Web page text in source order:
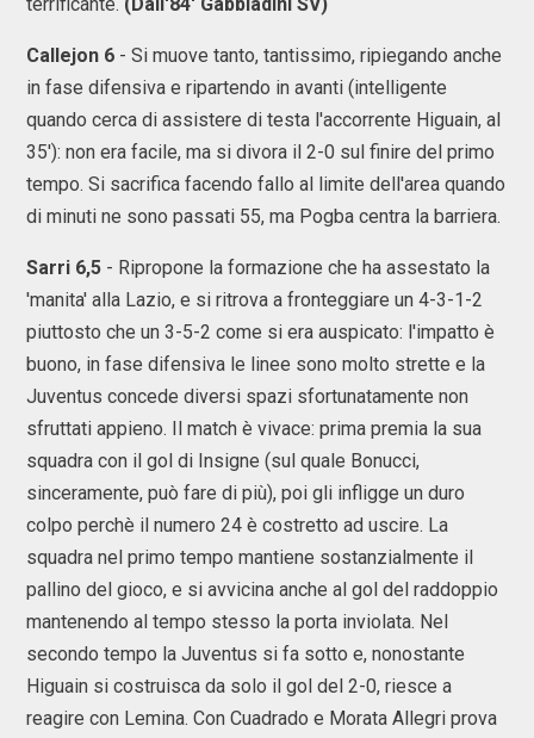
Callejon 6 - Si muove tanto, tantissimo, ripiegando anche
in fase difensiva e ripartendo in avanti (intelligente
quando cerca di assistere di testa l'accorrente Higuain, al
35'): non era facile, ma si divora il 2-0 sul finire del primo
tempo. Si sacrifica facendo fallo al limite dell'area quando
di minuti ne sono passati 55, ma Pogba centra la barriera.
Sarri 6,5 - Ripropone la formazione che ha assestato la
'manita' alla Lazio, e si ritrova a fronteggiare un 4-3-1-2
piuttosto che un 3-5-2 come si era auspicato: l'impatto è
buono, in fase difensiva le linee sono molto strette e la
Juventus concede diversi spazi sfortunatamente non
sfruttati appieno. Il match è vivace: prima premia la sua
squadra con il gol di Insigne (sul quale Bonucci,
sinceramente, può fare di più), poi gli infligge un duro
colpo perchè il numero 24 è costretto ad uscire. La
squadra nel primo tempo mantiene sostanzialmente il
pallino del gioco, e si avvicina anche al gol del raddoppio
mantenendo al tempo stesso la porta inviolata. Nel
secondo tempo la Juventus si fa sotto e, nonostante
Higuain si costruisca da solo il gol del 2-0, riesce a
reagire con Lemina. Con Cuadrado e Morata Allegri prova